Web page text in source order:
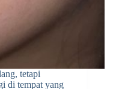
tetapi
di tempat yang